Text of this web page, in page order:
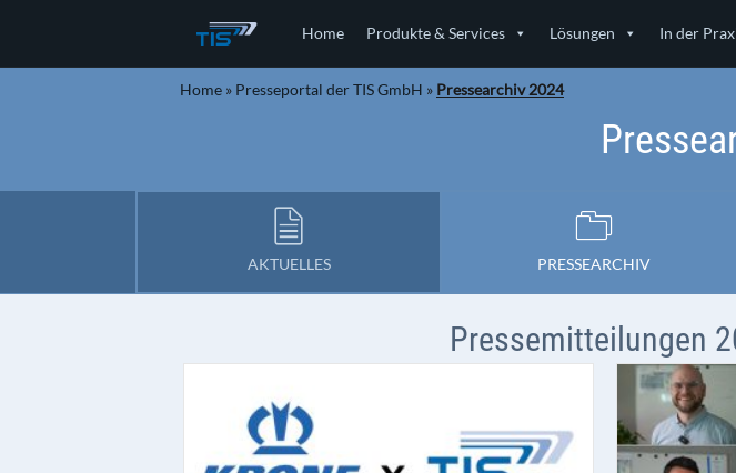
Home Produkte & Services Lösungen In der
Home » Presseportal der TIS GmbH » Pressearchiv 2024
AKTUELLES PRESSEARCHIV
Pressemitteilungen